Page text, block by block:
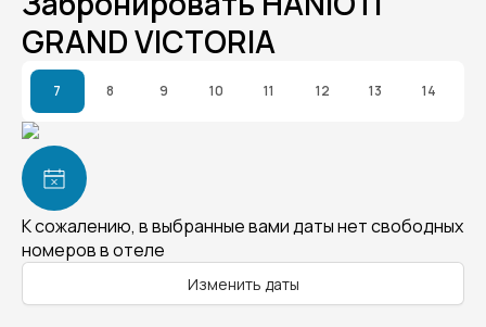
GRAND VICTORIA
7 8 9 10 11 12 13 14
К сожалению, в выбранные вами даты нет свободных
номеров в отеле
Изменить даты